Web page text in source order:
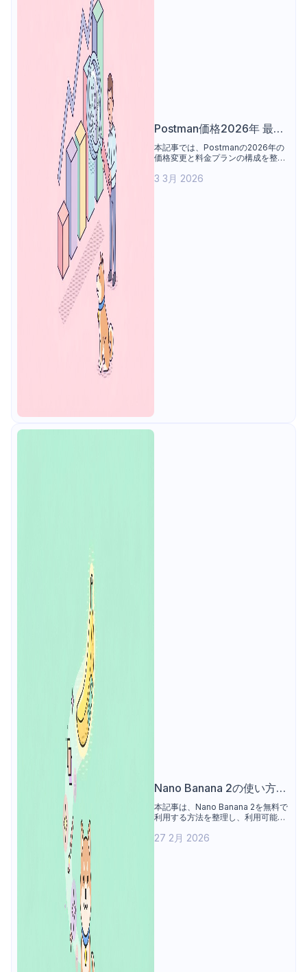
Postman価格2026年 最新
情報: 変更点と乗り換えの
理由
本記事では、Postmanの2026年の
価格変更と料金プランの構成を整理
ム、エンタープライズ各プランの価
3 3月 2026
Nano Banana 2の使い方：
無料アクセス手段の整理
本記事は、Nano Banana 2を無料で
利用する方法を整理し、利用可能な
制限を紹介する。あわせて、生成モ
27 2月 2026